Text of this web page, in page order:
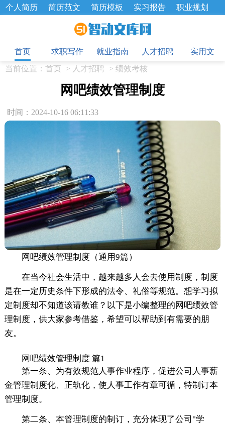
个人简历 简历范文 简历模板 实习报告
职业规划
招聘选拔 绩效考核 企业文化
工作总结
辞职报告
首页
求职写作 就业指南 人才招聘
实用文
当前位置： 首页 > 人才招聘 > 绩效考核
网吧绩效管理制度
时间：2024-10-16 06:11:33
网吧绩效管理制度（通用9篇）
在当今社会生活中，越来越多人会去使用制度，制度
是在一定历史条件下形成的法令、礼俗等规范。想学习拟
定制度却不知道该请教谁？以下是小编整理的网吧绩效管
理制度，供大家参考借鉴，希望可以帮助到有需要的朋
友。
网吧绩效管理制度 篇1
第一条、为有效规范人事作业程序，促进公司人事薪
金管理制度化、正轨化，使人事工作有章可循，特制订本
管理制度。
第二条、本管理制度的制订，充分体现了公司"学